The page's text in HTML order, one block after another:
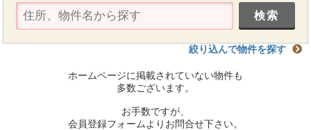
空間デザイン事例
6つの強み
スタッフ紹介
絞り込んで物件を探す
ホームページに掲載されていない物件も
多数ございます。
お手数ですが、
会員登録フォームよりお問合せ下さい。